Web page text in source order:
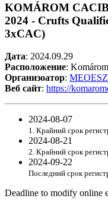
KOMÁROM CACIB
2024 - Crufts
3xCAC)
Дата: 2024.09.29
Расположение:
Организоатор: MEOESZ
Веб сайт: https://
2024-08-07
1. Крайний срок
2024-08-21
2. Крайний срок
2024-09-22
Последний срок
Deadline to modify online